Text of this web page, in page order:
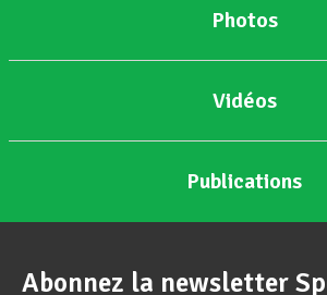
Photos
Vidéos
Publications
Abonnez la newsletter